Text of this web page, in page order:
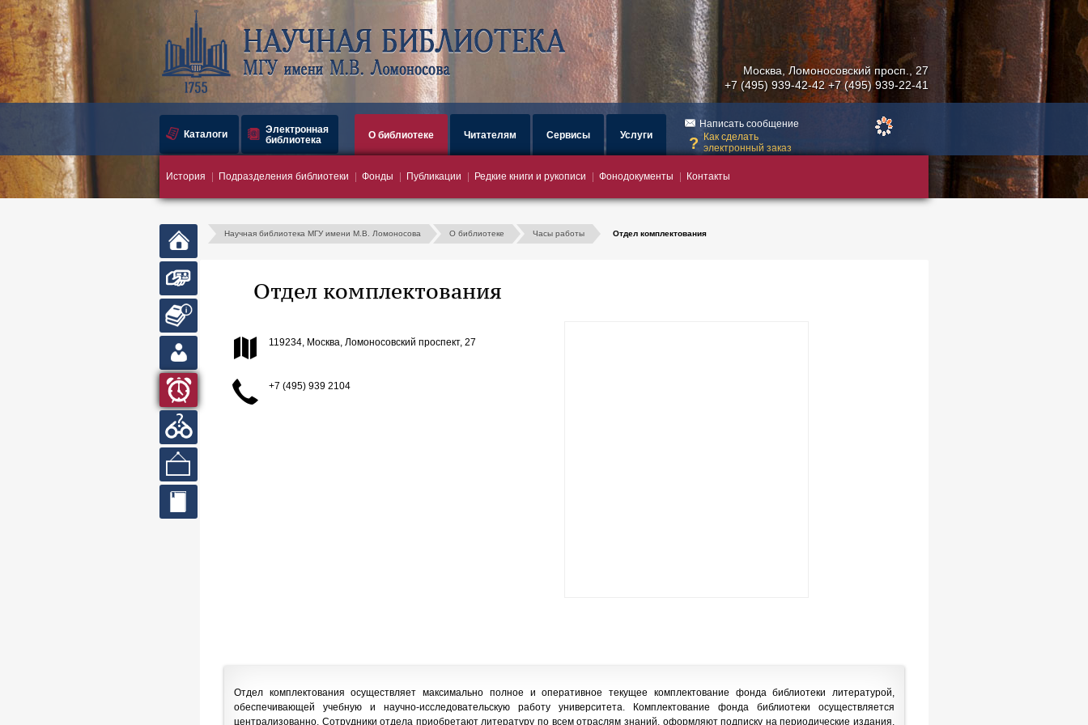
Москва ,Ломоносовский просп., 27
+7 (495) 939-42-42 +7 (495) 939-22-41
Главная
Написать сообщение
Как сделать
электронный заказ
загрузка
Каталоги
Электронная
библиотека
О библиотеке
История Подразделения библиотеки Фонды Публикации Редкие книги и рукописи Фонодокументы Контакты
Читателям Сервисы Услуги
Научная библиотека МГУ имени М.В. Ломоносова О библиотеке Часы работы Отдел комплектования
Отдел комплектования
119234, Москва, Ломоносовский проспект, 27
+7 (495) 939 2104
Отдел комплектования осуществляет максимально полное и оперативное текущее комплектование фонда библиотеки литературой,
обеспечивающей учебную и научно-исследовательскую работу университета. Комплектование фонда библиотеки осуществляется
централизованно. Сотрудники отдела приобретают литературу по всем отраслям знаний, оформляют подписку на периодические издания,